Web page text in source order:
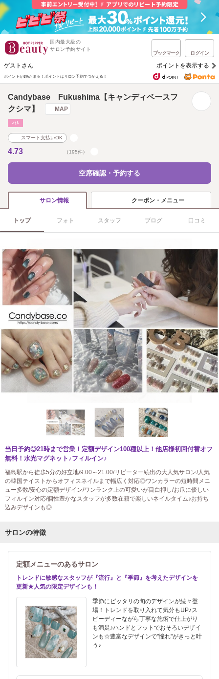
国内最大級の
サロン予約サイト
ブックマーク ログイン
ゲストさん ポイントを表示する
ポイントが1%たまる！ ポイントはサロン予約でつかえる！
Candybase Fukushima【キャンディベースフ
クシマ】
MAP
ﾈｲﾙ
スマート支払いOK
4.73 （195件）
空席確認・予約する
サロン情報 クーポン・メニュー
トップ フォト スタッフ ブログ 口コミ
当日予約◎21時まで営業！定額デザイン100種以上！他店様初回付替オフ
無料！水光マグネット♪フィルイン♪
福島駅から徒歩5分の好立地/9:00～21:00/リピーター続出の大人気サロン/人気
の韓国テイストからオフィスネイルまで幅広く対応◎ワンカラーの短時間メニ
ュー多数/安心の定額デザイン/ワンランク上の可愛いが目白押し/お爪に優しい
フィルイン対応/個性豊かなスタッフが多数在籍で楽しいネイルタイム♪お持ち
込みデザインも◎
サロンの特徴
定額メニューのあるサロン
トレンドに敏感なスタッフが『流行』と『季節』を考えたデザインを
更新★人気の限定デザインも！
季節にピッタリの旬のデザインが続々登
場！トレンドを取り入れて気分もUP♪ス
ピーディーながら丁寧な施術で仕上がり
も満足♪ハンドとフットでおそろいデザイ
ンも☆豊富なデザインで"憧れ"がきっと叶
う♪